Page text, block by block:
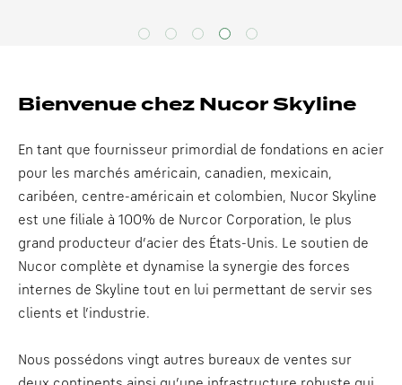
Bienvenue chez Nucor Skyline
En tant que fournisseur primordial de fondations en acier
pour les marchés américain, canadien, mexicain,
caribéen, centre-américain et colombien, Nucor Skyline
est une filiale à 100% de Nurcor Corporation, le plus
grand producteur d’acier des États-Unis. Le soutien de
Nucor complète et dynamise la synergie des forces
internes de Skyline tout en lui permettant de servir ses
clients et l’industrie.
Nous possédons vingt autres bureaux de ventes sur